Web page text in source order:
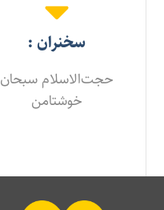
سخنران :
حجت‌الاسلام سبحان
خوشتامن